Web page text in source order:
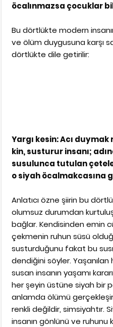
öcalınmazsa çocuklar
Bu dörtlükte modern
ve ölüm duygusuna karşı
dörtlükte dile getirilir:
Yargı kesin: Acı
kin, susturur insanı;
susulunca tutulan
o siyah öcalmakcasına
Anlatıcı özne şiirin bu
olumsuz durumdan
bağlar. Kendisinden emin
çekmenin ruhun süsü
susturduğunu fakat bu
dendiğini söyler. Yaşanılan
susan insanın yaşamı
her şeyin üstüne siyah bir
anlamda ölümü
renkli değildir, simsiyahtır.
insanın gönlünü ve ruhunu